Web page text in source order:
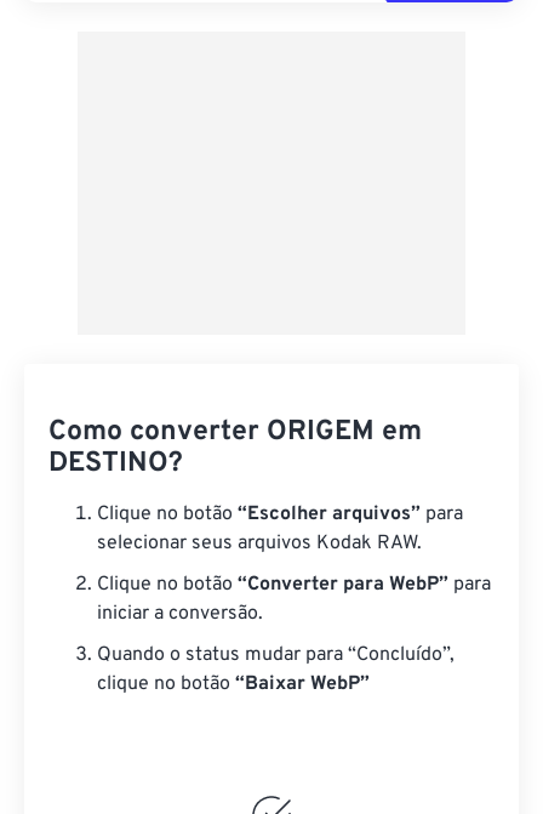
Como converter ORIGEM em
DESTINO?
Clique no botão “Escolher arquivos” para
selecionar seus arquivos Kodak RAW.
Clique no botão “Converter para WebP” para
iniciar a conversão.
Quando o status mudar para “Concluído”,
clique no botão “Baixar WebP”